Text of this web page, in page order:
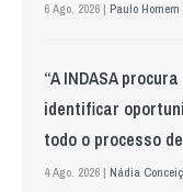
6 Ago. 2026 | Paulo Homem
“A INDASA
identificar
todo o processo
4 Ago. 2026 | Nádia